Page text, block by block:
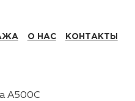
О НАС КОНТАКТЫ
А500С